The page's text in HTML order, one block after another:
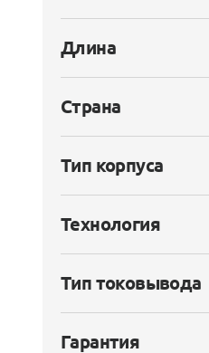
Длина
Страна
Тип корпуса
Технология
Тип токовывода
Гарантия